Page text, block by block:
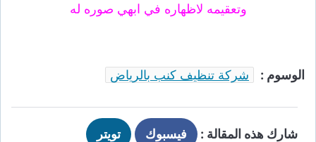
وتعقيمه لاظهاره في ابهي صوره له
الوسوم : شركة تنظيف كنب بالرياض
شارك هذه المقالة : فيسبوك تويتر